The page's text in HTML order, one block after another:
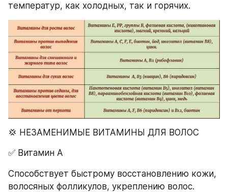
температур, как холодных, так и горячих.
💢 НЕЗАМЕНИМЫЕ ВИТАМИНЫ ДЛЯ ВОЛОС
✅ Витамин А
Способствует быстрому восстановлению кожи,
волосяных фолликулов, укреплению волос.